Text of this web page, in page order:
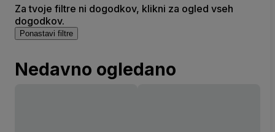
Za tvoje filtre ni dogodkov, klikni za ogled vseh
dogodkov.
Ponastavi filtre
Nedavno ogledano